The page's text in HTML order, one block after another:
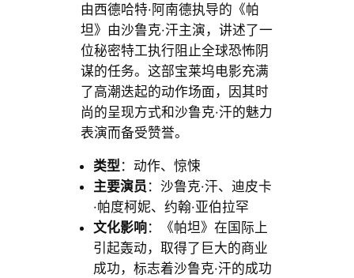
由西德哈特·阿南德执导的《帕
坦》由沙鲁克·汗主演，讲述了一
位秘密特工执行阻止全球恐怖阴
谋的任务。这部宝莱坞电影充满
了高潮迭起的动作场面，因其时
尚的呈现方式和沙鲁克·汗的魅力
表演而备受赞誉。
类型：动作、惊悚
主要演员 ：沙鲁克·汗、迪皮卡
·帕度柯妮、约翰·亚伯拉罕
文化影响：《帕坦》在国际上
引起轰动，取得了巨大的商业
成功，标志着沙鲁克·汗的成功